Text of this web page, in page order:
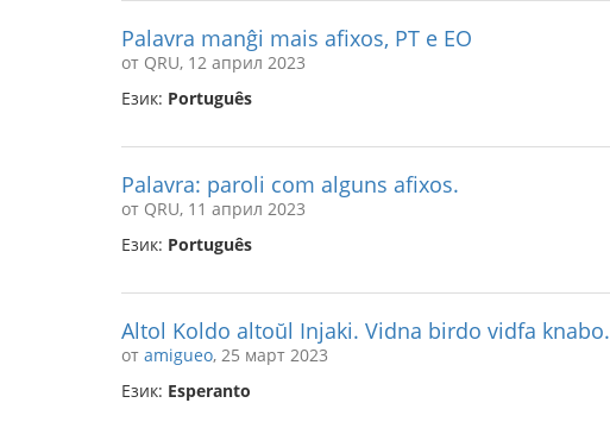
Palavra manĝi mais afixos, PT e EO
от QRU, 12 април 2023
Език: Português
Palavra: paroli com alguns afixos.
от QRU, 11 април 2023
Език: Português
Altol Koldo altoŭl Injaki. Vidna birdo vidfa knabo.
от amigueo, 25 март 2023
Език: Esperanto